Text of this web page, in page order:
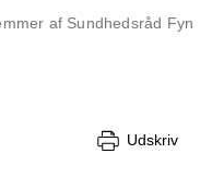
af Sundhedsråd Fyn
Udskriv